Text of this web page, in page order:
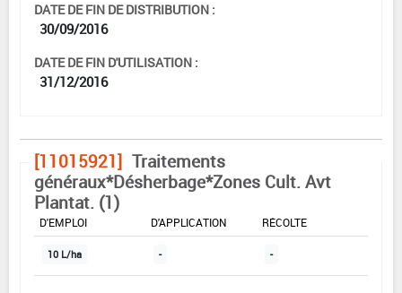
DATE DE FIN DE DISTRIBUTION :
30/09/2016
DATE DE FIN D'UTILISATION :
31/12/2016
[11015921] Traitements
généraux*Désherbage*Zones Cult. Avt
Plantat. (1)
DOSE MAX
D'EMPLOI
D'APPLICATION
RÉCOLTE
10 L/ha - -